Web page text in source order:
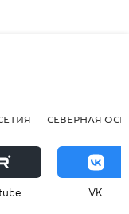
СЕВЕРНАЯ
VK